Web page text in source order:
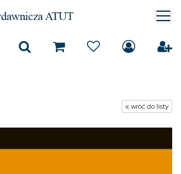
« wróć do listy